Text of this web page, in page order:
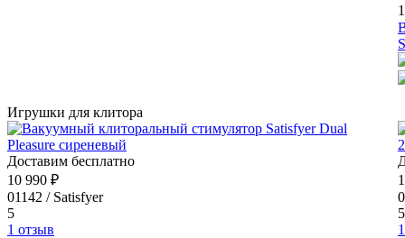
Игрушки для клитора
Доставим бесплатно
10 990 ₽
01142 / Satisfyer
5
1 отзыв
5